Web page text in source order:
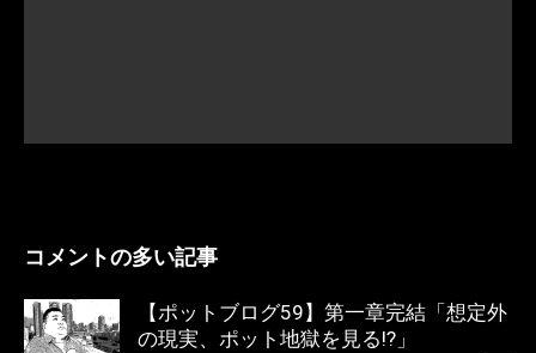
コメントの多い記事
【ポットブログ59】第一章完結「想定外
の現実、ポット地獄を見る!?」